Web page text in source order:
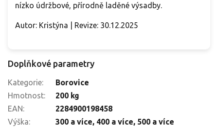
nízko údržbové, přírodně laděné výsadby.
Autor: Kristýna | Revize: 30.12.2025
Doplňkové parametry
Kategorie:
Borovice
Hmotnost:
200 kg
EAN:
2284900198458
Výška: 300 a více, 400 a více, 500 a více